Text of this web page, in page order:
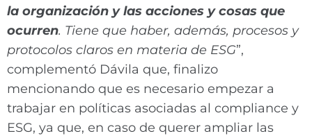
la organización y las acciones y cosas que
ocurren. Tiene que haber, además, procesos y
protocolos claros en materia de ESG”,
complementó Dávila que, finalizo
mencionando que es necesario empezar a
trabajar en políticas asociadas al compliance y
ESG, ya que, en caso de querer ampliar las